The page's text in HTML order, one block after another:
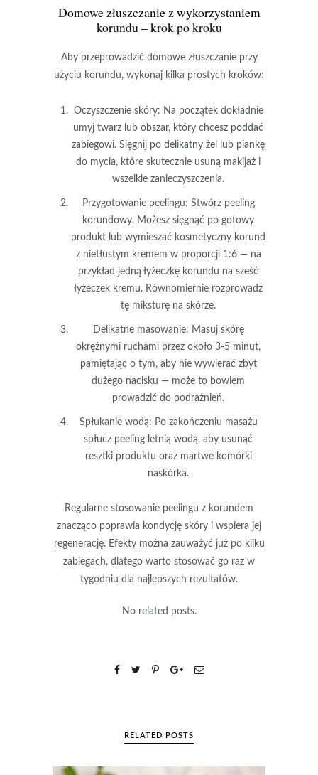
Domowe złuszczanie z wykorzystaniem
korundu – krok po kroku
Aby przeprowadzić domowe złuszczanie przy
użyciu korundu, wykonaj kilka prostych kroków:
Oczyszczenie skóry: Na początek dokładnie
umyj twarz lub obszar, który chcesz poddać
zabiegowi. Sięgnij po delikatny żel lub piankę
do mycia, które skutecznie usuną makijaż i
wszelkie zanieczyszczenia.
Przygotowanie peelingu: Stwórz peeling
korundowy. Możesz sięgnąć po gotowy
produkt lub wymieszać kosmetyczny korund
z nietłustym kremem w proporcji 1:6 — na
przykład jedną łyżeczkę korundu na sześć
łyżeczek kremu. Równomiernie rozprowadź
tę miksturę na skórze.
Delikatne masowanie: Masuj skórę
okrężnymi ruchami przez około 3-5 minut,
pamiętając o tym, aby nie wywierać zbyt
dużego nacisku — może to bowiem
prowadzić do podrażnień.
Spłukanie wodą: Po zakończeniu masażu
spłucz peeling letnią wodą, aby usunąć
resztki produktu oraz martwe komórki
naskórka.
Regularne stosowanie peelingu z korundem
znacząco poprawia kondycję skóry i wspiera jej
regenerację.Efekty można zauważyć już po kilku
zabiegach, dlatego warto stosować go raz w
tygodniu dla najlepszych rezultatów.
No related posts.
RELATED POSTS